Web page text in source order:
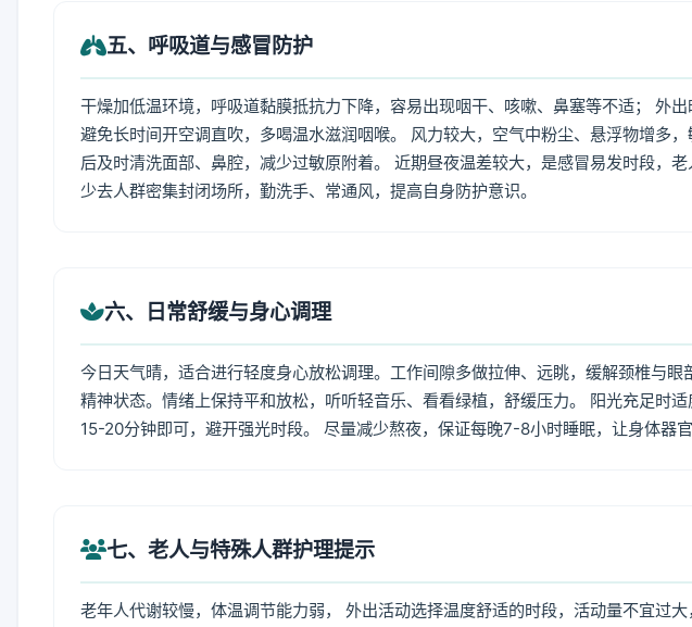
五、呼吸道与感冒防护
干燥加低温环境，呼吸道黏膜抵抗力下降，容易出现咽干、咳嗽、鼻塞等不适； 外
避免长时间开空调直吹，多喝温水滋润咽喉。 风力较大，空气中粉尘、悬浮物增多
后及时清洗面部、鼻腔，减少过敏原附着。 近期昼夜温差较大，是感冒易发时段，老
少去人群密集封闭场所，勤洗手、常通风，提高自身防护意识。
六、日常舒缓与身心调理
今日天气晴，适合进行轻度身心放松调理。工作间隙多做拉伸、远眺，缓解颈椎与
精神状态。情绪上保持平和放松，听听轻音乐、看看绿植，舒缓压力。 阳光充足时
15-20分钟即可，避开强光时段。 尽量减少熬夜，保证每晚7-8小时睡眠，让身体器
七、老人与特殊人群护理提示
老年人代谢较慢，体温调节能力弱， 外出活动选择温度舒适的时段，活动量不宜过